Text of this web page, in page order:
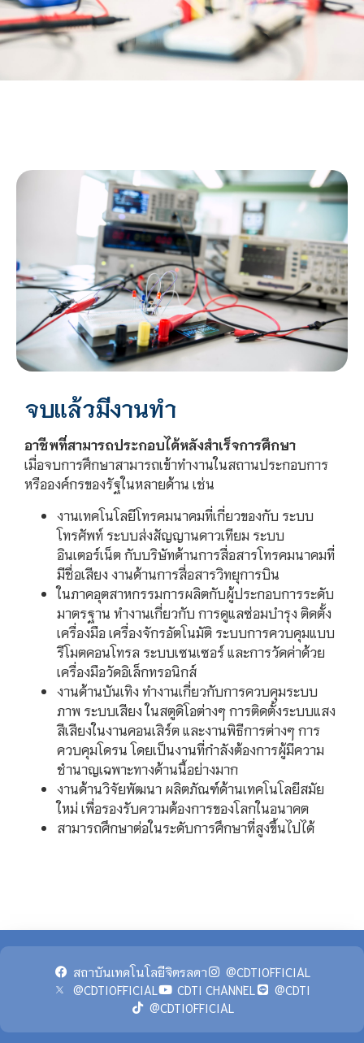
จบแล้วมีงานทำ
อาชีพที่สามารถประกอบได้หลังสำเร็จการศึกษา
เมื่อจบการศึกษาสามารถเข้าทำงานในสถานประกอบการ
หรือองค์กรของรัฐในหลายด้าน เช่น
งานเทคโนโลยีโทรคมนาคมที่เกี่ยวของกับ ระบบ
โทรศัพท์ ระบบส่งสัญญานดาวเทียม ระบบ
อินเตอร์เน็ต กับบริษัทด้านการสื่อสารโทรคมนาคมที่
มีชื่อเสียง งานด้านการสื่อสารวิทยุการบิน
ในภาคอุตสาหกรรมการผลิตกับผู้ประกอบการระดับ
มาตรฐาน ทำงานเกี่ยวกับ การดูแลซ่อมบำรุง ติดตั้ง
เครื่องมือ เครื่องจักรอัตโนมัติ ระบบการควบคุมแบบ
รีโมตคอนโทรล ระบบเซนเซอร์ และการวัดค่าด้วย
เครื่องมือวัดอิเล็กทรอนิกส์
งานด้านบันเทิง ทำงานเกี่ยวกับการควบคุมระบบ
ภาพ ระบบเสียง ในสตูดิโอต่างๆ การติดตั้งระบบแสง
สีเสียงในงานคอนเสิร์ต และงานพิธีการต่างๆ การ
ควบคุมโดรน โดยเป็นงานที่กำลังต้องการผู้มีความ
ชำนาญเฉพาะทางด้านนี้อย่างมาก
งานด้านวิจัยพัฒนา ผลิตภัณฑ์ด้านเทคโนโลยีสมัย
ใหม่ เพื่อรองรับความต้องการของโลกในอนาคต
สามารถศึกษาต่อในระดับการศึกษาที่สูงขึ้นไปได้
สถาบันเทคโนโลยีจิตรลดา
@CDTIOFFICIAL
@CDTIOFFICIAL
CDTI CHANNEL
@CDTI
@CDTIOFFICIAL